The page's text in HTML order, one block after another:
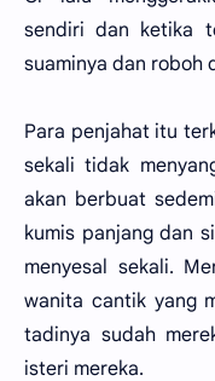
sendiri dan ketika
suaminya dan roboh
Para penjahat itu
sekali tidak
akan berbuat
kumis panjang dan
menyesal sekali.
wanita cantik yang
tadinya sudah
isteri mereka.